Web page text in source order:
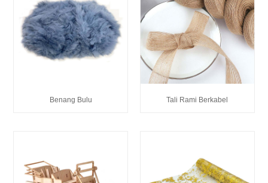
Benang Bulu Tali Rami Berkabel